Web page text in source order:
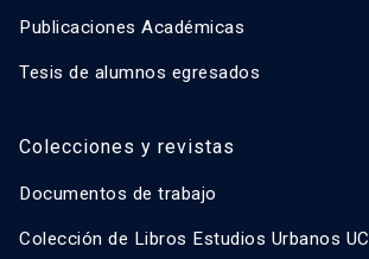
Publicaciones Académicas
Tesis de alumnos egresados
Colecciones y revistas
Documentos de trabajo
Colección de Libros Estudios Urbanos UC